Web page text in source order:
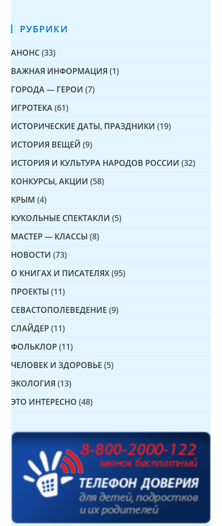
РУБРИКИ
АНОНС (33)
ВАЖНАЯ ИНФОРМАЦИЯ (1)
ГОРОДА — ГЕРОИ (7)
ИГРОТЕКА (61)
ИСТОРИЧЕСКИЕ ДАТЫ, ПРАЗДНИКИ (19)
ИСТОРИЯ ВЕЩЕЙ (9)
ИСТОРИЯ И КУЛЬТУРА НАРОДОВ РОССИИ (32)
КОНКУРСЫ, АКЦИИ (58)
КРЫМ (4)
КУКОЛЬНЫЕ СПЕКТАКЛИ (5)
МАСТЕР — КЛАССЫ (8)
НОВОСТИ (73)
О КНИГАХ И ПИСАТЕЛЯХ (95)
ПРОЕКТЫ (11)
СЕВАСТОПОЛЕВЕДЕНИЕ (9)
СЛАЙДЕР (11)
ФОЛЬКЛОР (11)
ЧЕЛОВЕК И ЗДОРОВЬЕ (5)
ЭКОЛОГИЯ (13)
ЭТО ИНТЕРЕСНО (48)